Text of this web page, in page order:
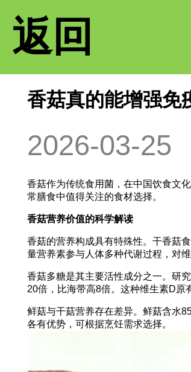
返回
香菇真的能增强免
2026-03-25
香菇作为传统食用菌，在中国饮食文
常膳食中值得关注的食材选择。
香菇营养价值的科学解读
香菇的营养构成具有特殊性。干香菇
量营养素参与人体多种代谢过程，对
香菇多糖是其主要活性成分之一。研
20倍，比海带高8倍。这种维生素D原
鲜菇与干菇营养存在差异。鲜菇含水
各有优势，可根据烹饪需求选择。